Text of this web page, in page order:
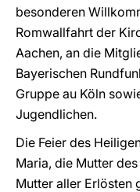
besonderen
Romwallfahrt der
Aachen, an die
Bayerischen
Gruppe au Köln
Jugendlichen.
Die Feier des
Maria, die Mutter
Mutter aller Erlösten